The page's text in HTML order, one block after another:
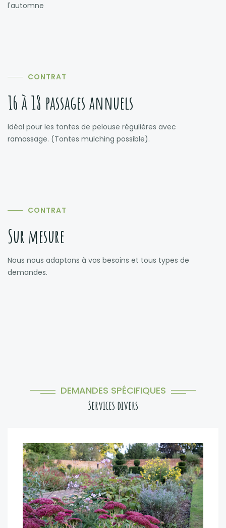
l'automne
CONTRAT
16 à 18 passages annuels
Idéal pour les tontes de pelouse régulières avec
ramassage. (Tontes mulching possible).
CONTRAT
Sur mesure
Nous nous adaptons à vos besoins et tous types de
demandes.
DEMANDES SPÉCIFIQUES
Services divers